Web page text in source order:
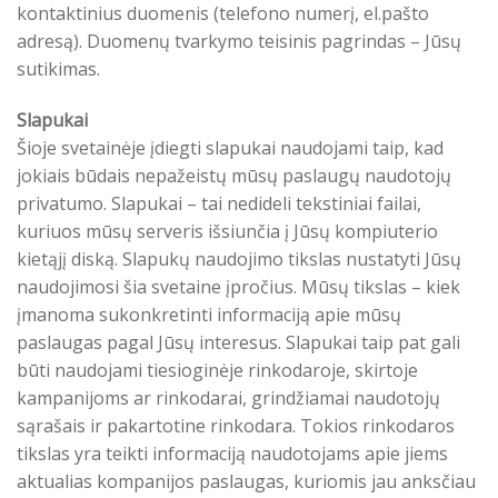
kontaktinius duomenis (telefono numerį, el.pašto
adresą). Duomenų tvarkymo teisinis pagrindas – Jūsų
sutikimas.
Slapukai
Šioje svetainėje įdiegti slapukai naudojami taip, kad
jokiais būdais nepažeistų mūsų paslaugų naudotojų
privatumo. Slapukai – tai nedideli tekstiniai failai,
kuriuos mūsų serveris išsiunčia į Jūsų kompiuterio
kietąjį diską. Slapukų naudojimo tikslas nustatyti Jūsų
naudojimosi šia svetaine įpročius. Mūsų tikslas – kiek
įmanoma sukonkretinti informaciją apie mūsų
paslaugas pagal Jūsų interesus. Slapukai taip pat gali
būti naudojami tiesioginėje rinkodaroje, skirtoje
kampanijoms ar rinkodarai, grindžiamai naudotojų
sąrašais ir pakartotine rinkodara. Tokios rinkodaros
tikslas yra teikti informaciją naudotojams apie jiems
aktualias kompanijos paslaugas, kuriomis jau anksčiau